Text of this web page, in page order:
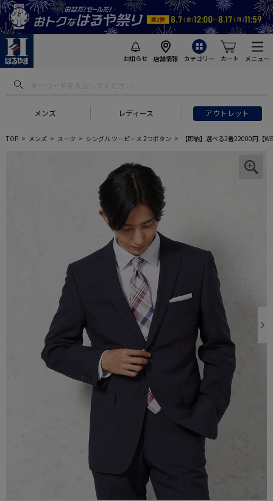
お知らせ 店舗情報 カテゴリー カート メニュー
メンズ レディース アウトレット
TOP メンズ スーツ シングル ツーピース 2つボタン 【即納】選べる2着22000円【